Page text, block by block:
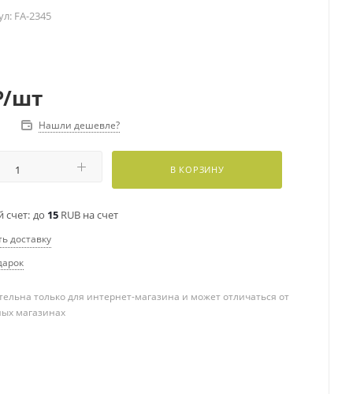
FA-2345
/шт
Нашли дешевле?
В КОРЗИНУ
счет: до 15RUB на счет
доставку
только для интернет-магазина и может отличаться от
магазинах